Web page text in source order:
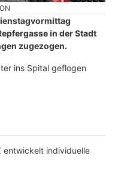
in der Stadt
zugezogen.
ins Spital geflogen